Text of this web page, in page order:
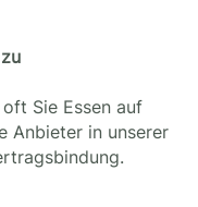
Sie Essen auf
Anbieter in unserer